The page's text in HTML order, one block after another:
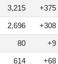
3,215 +375
2,696 +308
80 +9
614 +68